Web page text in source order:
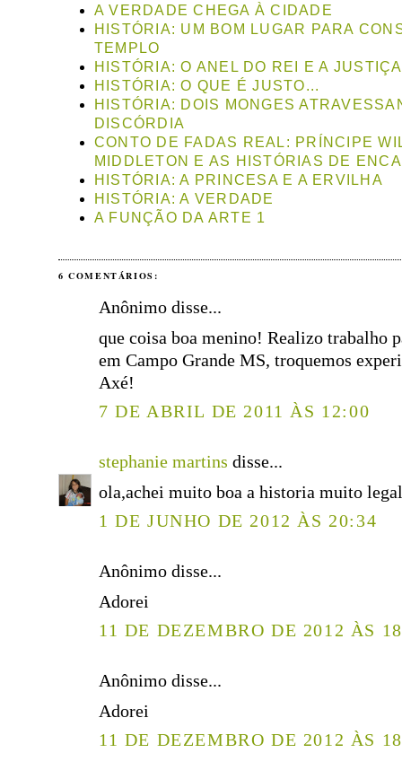
A VERDADE CHEGA À CIDADE
HISTÓRIA: UM BOM LUGAR PARA
TEMPLO
HISTÓRIA: O ANEL DO REI E A JUSTIÇA
HISTÓRIA: O QUE É JUSTO...
HISTÓRIA: DOIS MONGES
DISCÓRDIA
CONTO DE FADAS REAL: PRÍNCIPE
MIDDLETON E AS HISTÓRIAS DE
HISTÓRIA: A PRINCESA E A ERVILHA
HISTÓRIA: A VERDADE
A FUNÇÃO DA ARTE 1
6 COMENTÁRIOS:
Anônimo disse...
que coisa boa menino! Realizo trabalho
em Campo Grande MS, troquemos
Axé!
7 DE ABRIL DE 2011 ÀS 12:00
stephanie martins disse...
ola,achei muito boa a historia muito
1 DE JUNHO DE 2012 ÀS 20:34
Anônimo disse...
Adorei
11 DE DEZEMBRO DE 2012 ÀS
Anônimo disse...
Adorei
11 DE DEZEMBRO DE 2012 ÀS